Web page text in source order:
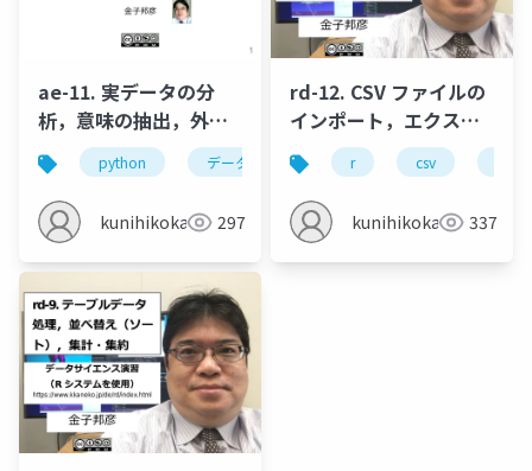
ae-11. 実データの分
析，意味の抽出，外れ
値の判断python データフレーム ヒストグラム
kunihikokaneko297
rd-12. CSV ファイルの
インポート，エクスポ
ート
r csv
kunihikokaneko337